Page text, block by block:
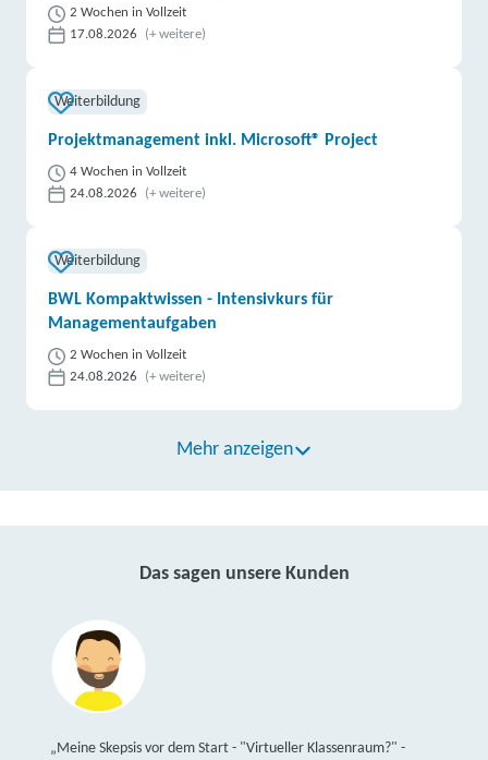
2 Wochen in Vollzeit
17.08.2026
(+ weitere)
Weiterbildung
Projektmanagement inkl. Microsoft® Project
4 Wochen in Vollzeit
24.08.2026
(+ weitere)
Weiterbildung
BWL Kompaktwissen - Intensivkurs für
Managementaufgaben
2 Wochen in Vollzeit
24.08.2026
(+ weitere)
Mehr anzeigen
Das sagen unsere Kunden
„Meine Skepsis vor dem Start - "Virtueller Klassenraum?" -